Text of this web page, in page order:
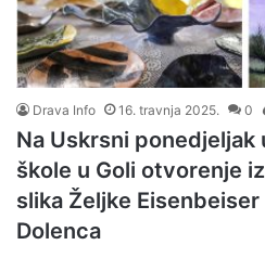
Drava Info 16. travnja 2025. 0
Na Uskrsni ponedjeljak
škole u Goli otvorenje
slika Željke
Dolenca